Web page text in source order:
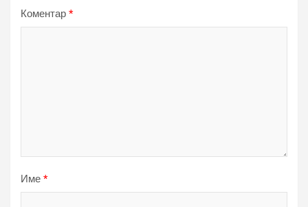
Коментар *
Име *